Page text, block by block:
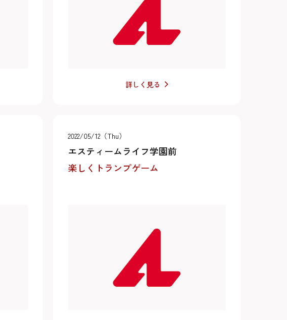
詳しく見る
2022/05/12（Thu）
エスティームライフ学園前
楽しくトランプゲーム